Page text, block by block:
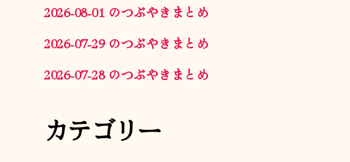
2026-08-01 のつぶやきまとめ
2026-07-29 のつぶやきまとめ
2026-07-28 のつぶやきまとめ
カテゴリー